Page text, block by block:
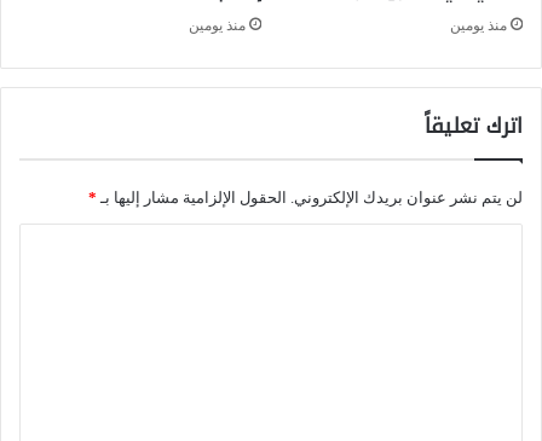
ي
ة
ل
ر
و
س
منذ يومين منذ يومين
اترك تعليقاً
لن يتم نشر عنوان بريدك الإلكتروني. الحقول الإلزامية مشار إليها بـ *